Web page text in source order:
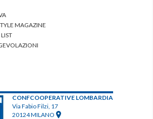
MAGAZINE
CONFCOOPERATIVE LOMBARDIA
Via Fabio Filzi, 17
20124 MILANO